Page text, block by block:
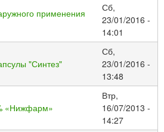
применения
Сб,
23/01/2016 -
14:01
"Синтез"
Сб,
23/01/2016 -
13:48
«Нижфарм»
Втр,
16/07/2013 -
14:27